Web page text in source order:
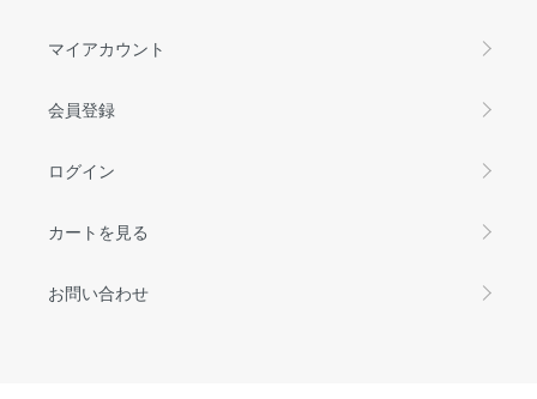
マイアカウント
会員登録
ログイン
カートを見る
お問い合わせ